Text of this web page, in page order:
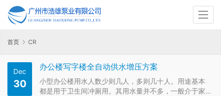
首页 CR
Dec
30
办公楼写字楼全自动供水增压方案
小型办公楼用水人数少则几人，多则几十人。用途基本
都是用于卫生间冲厕用。其用水量并不多，一般介于家